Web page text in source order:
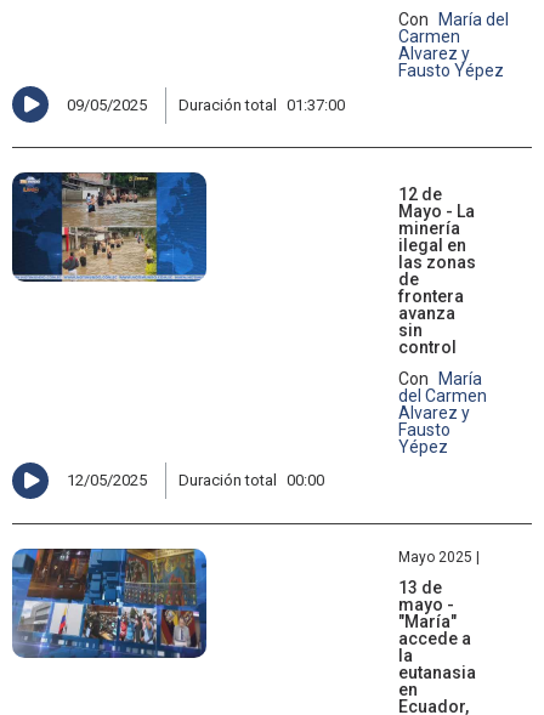
Con
María del
Carmen
Alvarez y
Fausto Yépez
09/05/2025 Duración total 01:37:00
12 de
Mayo - La
minería
ilegal en
las zonas
de
frontera
avanza
sin
control
Con
María
del Carmen
Alvarez y
Fausto
Yépez
12/05/2025 Duración total 00:00
Mayo 2025 |
13 de
mayo -
"María"
accede a
la
eutanasia
en
Ecuador,